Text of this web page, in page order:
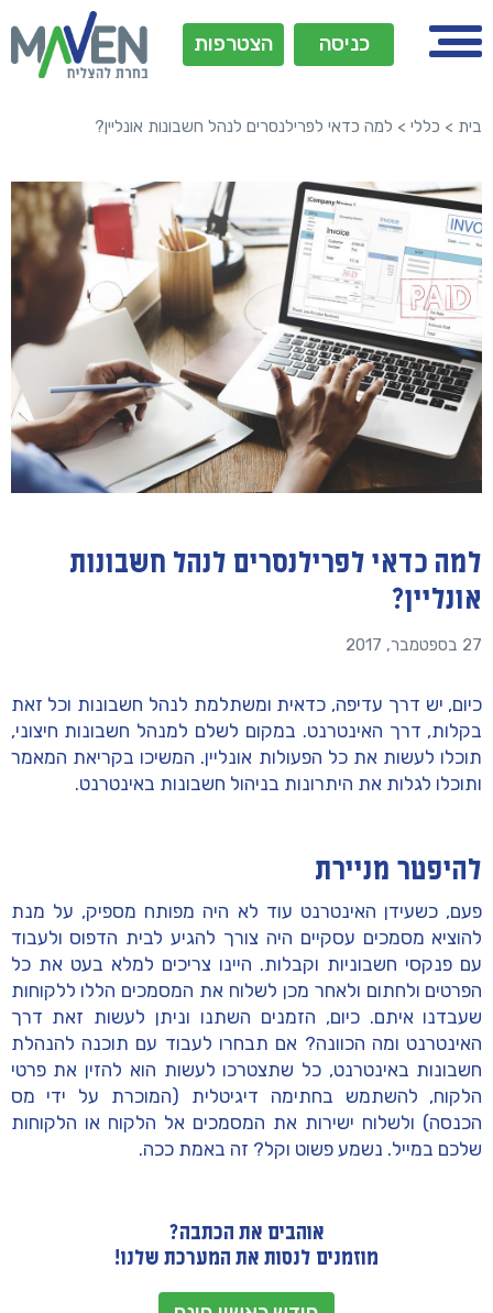
כניסה הצטרפות
בית > כללי> למה כדאי לפרילנסרים לנהל חשבונות אונליין?
למה כדאי לפרילנסרים לנהל חשבונות
אונליין?
27 בספטמבר, 2017
כיום, יש דרך עדיפה, כדאית ומשתלמת לנהל חשבונות וכל זאת
בקלות, דרך האינטרנט. במקום לשלם למנהל חשבונות חיצוני,
תוכלו לעשות את כל הפעולות אונליין. המשיכו בקריאת המאמר
ותוכלו לגלות את היתרונות בניהול חשבונות באינטרנט.
להיפטר מניירת
פעם, כשעידן האינטרנט עוד לא היה מפותח מספיק, על מנת
להוציא מסמכים עסקיים היה צורך להגיע לבית הדפוס ולעבוד
עם פנקסי חשבוניות וקבלות. היינו צריכים למלא בעט את כל
הפרטים ולחתום ולאחר מכן לשלוח את המסמכים הללו ללקוחות
שעבדנו איתם. כיום, הזמנים השתנו וניתן לעשות זאת דרך
האינטרנט ומה הכוונה? אם תבחרו לעבוד עם תוכנה להנהלת
חשבונות באינטרנט, כל שתצטרכו לעשות הוא להזין את פרטי
הלקוח, להשתמש בחתימה דיגיטלית (המוכרת על ידי מס
הכנסה) ולשלוח ישירות את המסמכים אל הלקוח או הלקוחות
שלכם במייל. נשמע פשוט וקל? זה באמת ככה.
אוהבים את הכתבה?
מוזמנים לנסות את המערכת שלנו!